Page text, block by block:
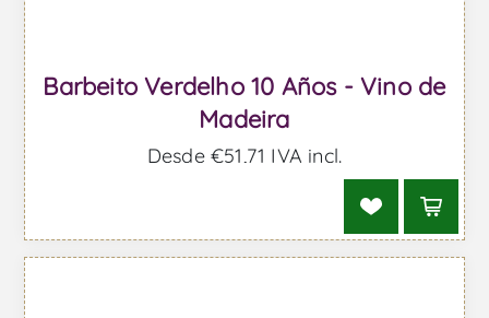
Barbeito Verdelho 10 Años - Vino de
Madeira
Desde €51,71 IVA incl.